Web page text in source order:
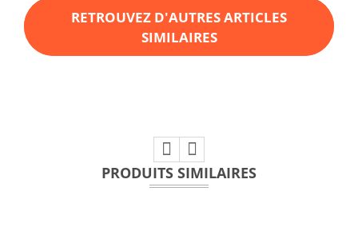
RETROUVEZ D'AUTRES ARTICLES
SIMILAIRES
PRODUITS SIMILAIRES